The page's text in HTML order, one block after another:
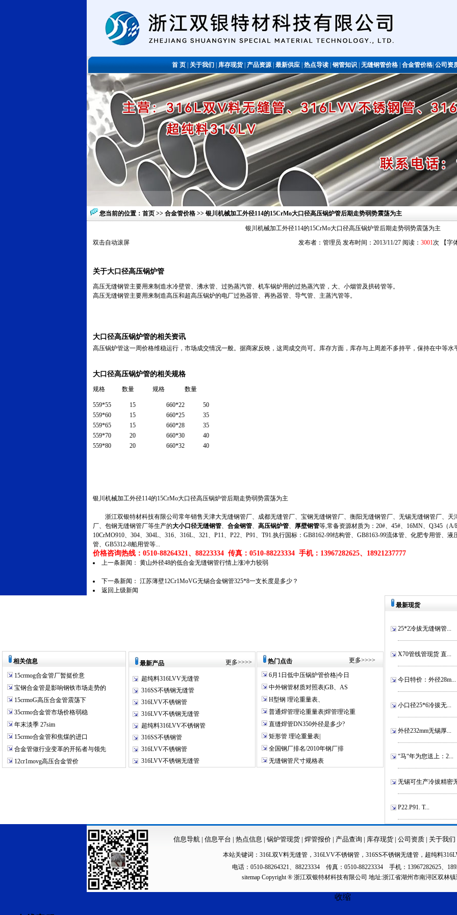
首 页关于我们库存现货|产品资源|最新供应|热点导读钢管知识无缝钢管价格合金管价格公司资
不锈钢管
您当前的位置： 首页 >> 合金管价格 >> 银川机械加工外径114的15CrMo大口径高压锅炉管后期走势弱势震荡为主
银川机械加工外径114的15CrMo大口径高压锅炉管后期走势弱势震荡为主
双击自动滚屏
发布者：管理员 发布时间：2013/11/27 阅读： 3001次 【字
关于大口径高压锅炉管
高压无缝钢管主要用来制造水冷壁管、沸水管、过热蒸汽管、机车锅炉用的过热蒸汽管，大、小烟管及拱砖管等。
高压无缝钢管主要用来制造高压和超高压锅炉的电厂过热器管、再热器管、导气管、主蒸汽管等。
大口径高压锅炉管的相关资讯
高压锅炉管这一周价格维稳运行，市场成交情况一般。据商家反映，这周成交尚可。库存方面，库存与上周差不多持平，保持在中等水
大口径高压锅炉管的相关规格
规格 数量 规格 数量
559*55 15 660*22
50
559*60
15 660*25
35
559*65
15 660*28
35
559*70
20 660*30
40
559*80
20 660*32 40
银川机械加工外径114的15CrMo大口径高压锅炉管后期走势弱势震荡为主
浙江双银特材科技有限公司常年销售天津大无缝钢管厂、成都无缝管厂、宝钢无缝钢管厂、衡阳无缝钢管厂、无锡无缝钢管厂、天
厂、包钢无缝钢管厂等生产的大小口径无缝钢管、 合金钢管、 高压锅炉管、 厚壁钢管等,常备资源材质为：20#、45#、16MN、Q345（
10CrMO910、304、304L、316、316L、321、P11、P22、P91、T91.执行国标：GB8162-99结构管、GB8163-99流体管、化肥专用管、
管、GB5312-8船用管等...
价格咨询热线：0510-88264321、88223334 传真：0510-88223334 手机：13967282625、18921237777
上一条新闻： 黄山外径48的低合金无缝钢管行情上涨冲力较弱
下一条新闻： 江苏薄壁12Cr1MoVG无锡合金钢管325*8一支长度是多少？
返回上级新闻
相关信息
15crmog合金管厂暂挺价意
宝钢合金管是影响钢铁市场走势的
15crmoG高压合金管震荡下
35crmo合金管市场价格弱稳
年末淡季 27sim
15crmo合金管和焦煤的进口
合金管做行业变革的开拓者与领先
12cr1movg高压合金管价
最新产品 更多>>>>
超纯料316LVV无缝管
316SS不锈钢无缝管
316LVV不锈钢管
316LVV不锈钢无缝管
超纯料316LVV不锈钢管
316SS不锈钢管
316LVV不锈钢管
316LVV不锈钢无缝管
热门点击 更多>>>>
6月1日低中压锅炉管价格|今日
中外钢管材质对照表|GB、AS
H型钢 理论重量表、
普通焊管理论重量表|焊管理论重
直缝焊管DN350外径是多少?
矩形管 理论重量表|
全国钢厂排名/2010年钢厂排
无缝钢管尺寸规格表
最新现货
25*2冷拔无缝钢管...
X70管线管现货 直...
今日特价：外径28m...
小口径25*6冷拔无...
外径232mm无锡厚...
“马“年为您送上：2...
无锡可生产冷拔精密
P22.P91. T...
信息导航| 信息平台 | 热点信息 | 锅炉管现货 | 焊管报价| 产品查询 | 库存现货 | 公司资质 | 关于我们
本站关键词： 316L双V料无缝管 ， 316LVV不锈钢管 ， 316SS不锈钢无缝管 ， 超纯料
电话：0510-88264321、88223334 传真：0510-88223334 手机：13967282625、
sitemapCopyright ® 浙江双银特材科技有限公司 地址:浙江省湖州市南浔区双林
收缩